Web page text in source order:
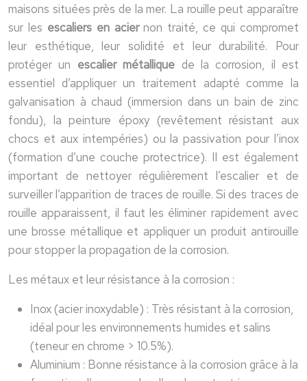
maisons situées près de la mer. La rouille peut apparaître
sur les escaliers en aciernon traité, ce qui compromet
leur esthétique, leur solidité et leur durabilité. Pour
protéger un escalier métallique de la corrosion, il est
essentiel d’appliquer un traitement adapté comme la
galvanisation à chaud (immersion dans un bain de zinc
fondu), la peinture époxy (revêtement résistant aux
chocs et aux intempéries) ou la passivation pour l’inox
(formation d’une couche protectrice). Il est également
important de nettoyer régulièrement l’escalier et de
surveiller l’apparition de traces de rouille. Si des traces de
rouille apparaissent, il faut les éliminer rapidement avec
une brosse métallique et appliquer un produit antirouille
pour stopper la propagation de la corrosion.
Les métaux et leur résistance à la corrosion :
Inox (acier inoxydable) : Très résistant à la corrosion,
idéal pour les environnements humides et salins
(teneur en chrome > 10.5%).
Aluminium : Bonne résistance à la corrosion grâce à la